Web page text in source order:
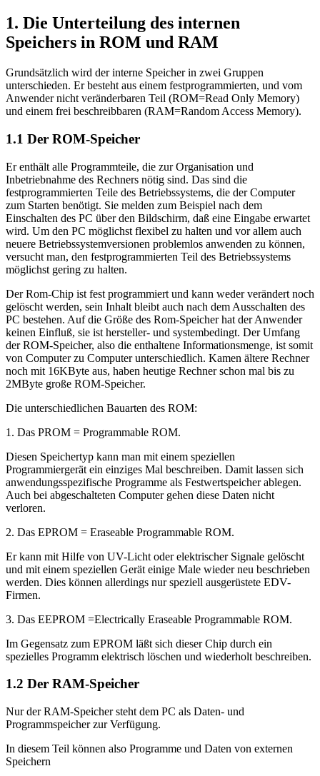
1. Die Unterteilung des internen
Speichers in ROM und RAM
Grundsätzlich wird der interne Speicher in zwei Gruppen
unterschieden. Er besteht aus einem festprogrammierten, und vom
Anwender nicht veränderbaren Teil (ROM=Read Only Memory)
und einem frei beschreibbaren (RAM=Random Access Memory).
1.1 Der ROM-Speicher
Er enthält alle Programmteile, die zur Organisation und
Inbetriebnahme des Rechners nötig sind. Das sind die
festprogrammierten Teile des Betriebssystems, die der Computer
zum Starten benötigt. Sie melden zum Beispiel nach dem
Einschalten des PC über den Bildschirm, daß eine Eingabe erwartet
wird. Um den PC möglichst flexibel zu halten und vor allem auch
neuere Betriebssystemversionen problemlos anwenden zu können,
versucht man, den festprogrammierten Teil des Betriebssystems
möglichst gering zu halten.
Der Rom-Chip ist fest programmiert und kann weder verändert noch
gelöscht werden, sein Inhalt bleibt auch nach dem Ausschalten des
PC bestehen. Auf die Größe des Rom-Speicher hat der Anwender
keinen Einfluß, sie ist hersteller- und systembedingt. Der Umfang
der ROM-Speicher, also die enthaltene Informationsmenge, ist somit
von Computer zu Computer unterschiedlich. Kamen ältere Rechner
noch mit 16KByte aus, haben heutige Rechner schon mal bis zu
2MByte große ROM-Speicher.
Die unterschiedlichen Bauarten des ROM:
1. Das PROM = Programmable ROM.
Diesen Speichertyp kann man mit einem speziellen
Programmiergerät ein einziges Mal beschreiben. Damit lassen sich
anwendungsspezifische Programme als Festwertspeicher ablegen.
Auch bei abgeschalteten Computer gehen diese Daten nicht
verloren.
2. Das EPROM = Eraseable Programmable ROM.
Er kann mit Hilfe von UV-Licht oder elektrischer Signale gelöscht
und mit einem speziellen Gerät einige Male wieder neu beschrieben
werden. Dies können allerdings nur speziell ausgerüstete EDV-
Firmen.
3. Das EEPROM =Electrically Eraseable Programmable ROM.
Im Gegensatz zum EPROM läßt sich dieser Chip durch ein
spezielles Programm elektrisch löschen und wiederholt beschreiben.
1.2 Der RAM-Speicher
Nur der RAM-Speicher steht dem PC als Daten- und
Programmspeicher zur Verfügung.
In diesem Teil können also Programme und Daten von externen
Speichern